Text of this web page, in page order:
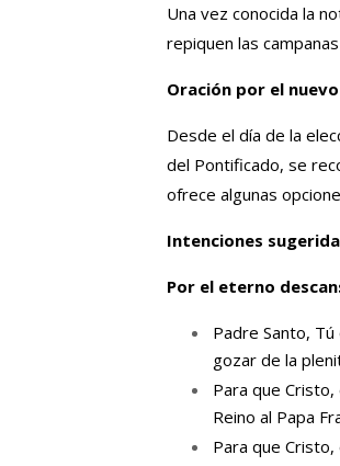
Una vez conocida la
repiquen las
Oración por el
Desde el día de la
del Pontificado, se
ofrece algunas
Intenciones
Por el eterno
Padre Santo,
gozar de la
Para que
Reino al Papa
Para que